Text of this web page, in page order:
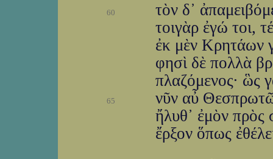
60
τὸν δ᾽
τοιγὰρ ἐγώ τοι,
ἐκ μὲν Κρητάων
φησὶ δὲ πολλὰ
πλαζόμενος· ὣς
65
νῦν αὖ
ἤλυθ᾽ ἐμὸν πρὸς
ἔρξον ὅπως